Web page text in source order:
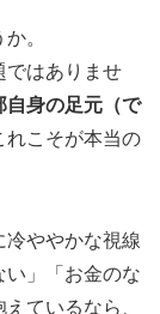
。
ではありませ
自身の足元（で
れこそが本当の
冷ややかな視線
い」「お金のな
ているなら、